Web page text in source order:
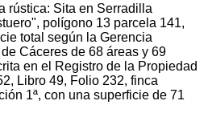
rústica: Sita en Serradilla
polígono 13 parcela 141,
total según la Gerencia
Cáceres de 68 áreas y 69
en el Registro de la Propiedad
Libro 49, Folio 232, finca
1ª, con una superficie de 71